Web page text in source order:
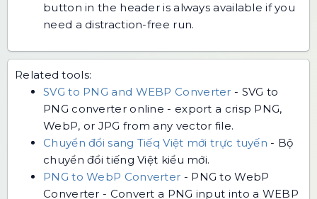
button in the header is always available if you
need a distraction-free run.
Related tools:
SVG to PNG and WEBP Converter - SVG to
PNG converter online - export a crisp PNG,
WebP, or JPG from any vector file.
Chuyển đổi sang Tiếq Việt mới trực tuyến - Bộ
chuyển đổi tiếng Việt kiểu mới.
PNG to WebP Converter - PNG to WebP
Converter - Convert a PNG input into a WEBP